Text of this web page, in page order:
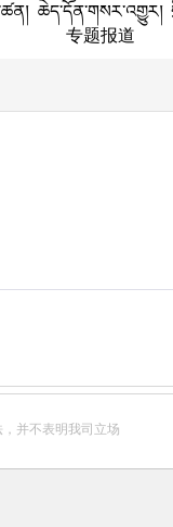
ཆེད་དོན་གསར་འགྱུར།
专题报道
并不表明我司立场